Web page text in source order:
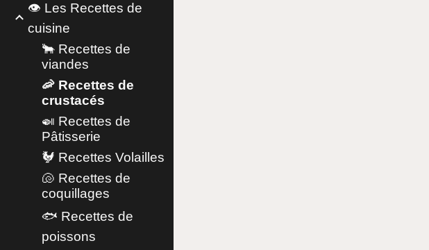
👁️ Les Recettes de
cuisine
🐂 Recettes de
viandes
🦐 Recettes de
crustacés
🍛 Recettes de
Pâtisserie
🐓 Recettes Volailles
🐚 Recettes de
coquillages
🐟 Recettes de
poissons